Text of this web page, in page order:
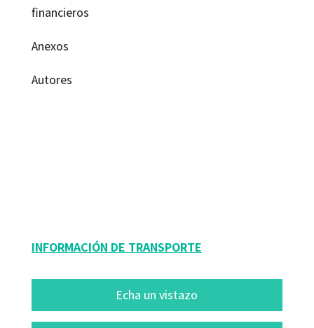
financieros
Anexos
Autores
INFORMACIÓN DE TRANSPORTE
Echa un vistazo